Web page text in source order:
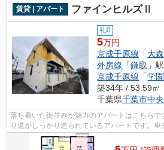
賃貸 | アパート ファインヒルズⅡ
礼0
5万円
京成千原線 「大
外房線 「鎌取 」
京成千原線 「学
築34年 / 53.59㎡
千葉県千葉市中
落ち着いた街並みが魅力のアパートはこちら
り道がしっかり造られているアパートです。車
の、自走式駐車場を利用できるアパート...